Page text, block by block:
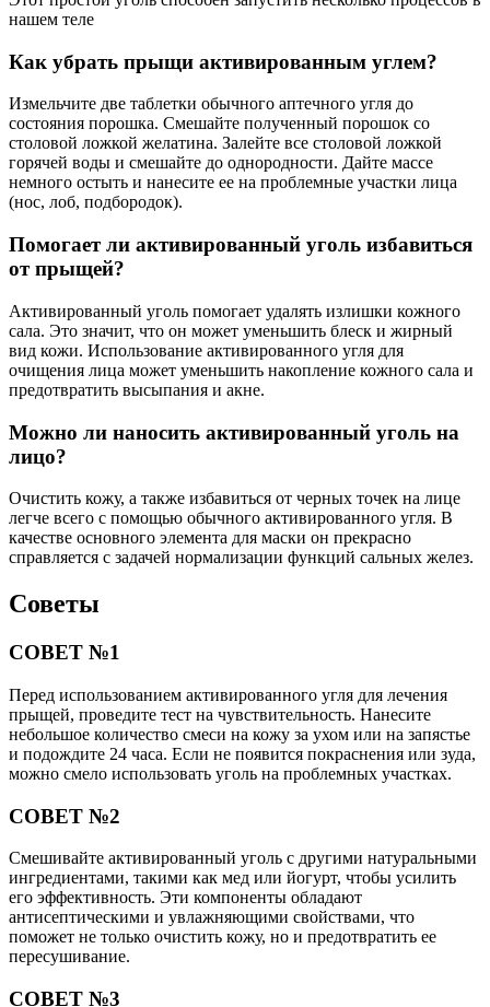
нашем теле
Как убрать прыщи активированным углем?
Измельчите две таблетки обычного аптечного угля до
состояния порошка. Смешайте полученный порошок со
столовой ложкой желатина. Залейте все столовой ложкой
горячей воды и смешайте до однородности. Дайте массе
немного остыть и нанесите ее на проблемные участки лица
(нос, лоб, подбородок).
Помогает ли активированный уголь избавиться
от прыщей?
Активированный уголь помогает удалять излишки кожного
сала. Это значит, что он может уменьшить блеск и жирный
вид кожи. Использование активированного угля для
очищения лица может уменьшить накопление кожного сала и
предотвратить высыпания и акне.
Можно ли наносить активированный уголь на
лицо?
Очистить кожу, а также избавиться от черных точек на лице
легче всего с помощью обычного активированного угля. В
качестве основного элемента для маски он прекрасно
справляется с задачей нормализации функций сальных желез.
Советы
СОВЕТ №1
Перед использованием активированного угля для лечения
прыщей, проведите тест на чувствительность. Нанесите
небольшое количество смеси на кожу за ухом или на запястье
и подождите 24 часа. Если не появится покраснения или зуда,
можно смело использовать уголь на проблемных участках.
СОВЕТ №2
Смешивайте активированный уголь с другими натуральными
ингредиентами, такими как мед или йогурт, чтобы усилить
его эффективность. Эти компоненты обладают
антисептическими и увлажняющими свойствами, что
поможет не только очистить кожу, но и предотвратить ее
пересушивание.
СОВЕТ №3